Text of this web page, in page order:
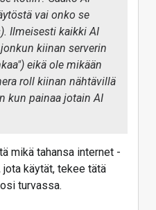
vai onko se
Ilmeisesti kaikki AI
kiinan serverin
eikä ole mikään
roll kiinan nähtävillä
kun painaa jotain AI
mikä tahansa internet -
käytät, tekee tätä
turvassa.